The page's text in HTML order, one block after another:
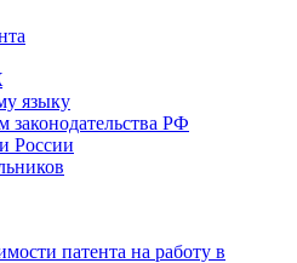
языку
законодательства РФ
России
патента на работу в